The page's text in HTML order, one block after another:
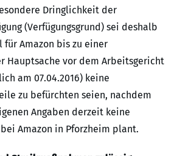
Dringlichkeit der
(Verfügungsgrund) sei deshalb
für Amazon bis zu einer
Hauptsache vor dem Arbeitsgericht
am 07.04.2016) keine
zu befürchten seien, nachdem
Angaben derzeit keine
Amazon in Pforzheim plant.